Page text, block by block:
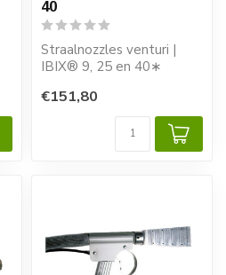
40
Straalnozzles venturi |
IBIX® 9, 25 en 40∗
- Problaster 9 | 25
Diameters: Ø 2...
€151,80